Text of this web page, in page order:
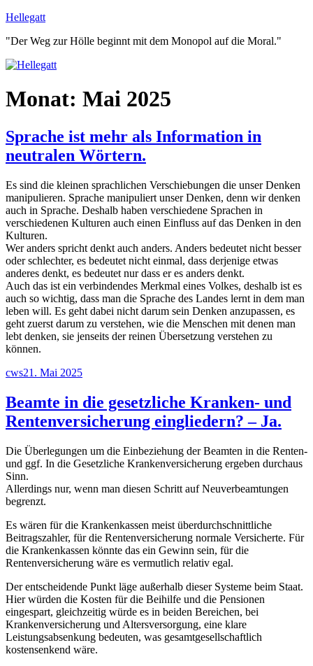
Zum
springen
Hellegatt
"Der Weg zur Hölle beginnt mit dem Monopol auf die Moral."
Monat: Mai 2025
Sprache ist mehr als Information in
neutralen Wörtern.
Es sind die kleinen sprachlichen Verschiebungen die unser Denken
manipulieren. Sprache manipuliert unser Denken, denn wir denken
auch in Sprache. Deshalb haben verschiedene Sprachen in
verschiedenen Kulturen auch einen Einfluss auf das Denken in den
Kulturen.
Wer anders spricht denkt auch anders. Anders bedeutet nicht besser
oder schlechter, es bedeutet nicht einmal, dass derjenige etwas
anderes denkt, es bedeutet nur dass er es anders denkt.
Auch das ist ein verbindendes Merkmal eines Volkes, deshalb ist es
auch so wichtig, dass man die Sprache des Landes lernt in dem man
leben will. Es geht dabei nicht darum sein Denken anzupassen, es
geht zuerst darum zu verstehen, wie die Menschen mit denen man
lebt denken, sie jenseits der reinen Übersetzung verstehen zu
können.
Autor
cwsVeröffentlicht
21. Mai 2025
Beamte in die gesetzliche Kranken- und
Rentenversicherung eingliedern? – Ja.
Die Überlegungen um die Einbeziehung der Beamten in die Renten-
und ggf. In die Gesetzliche Krankenversicherung ergeben durchaus
Sinn.
Allerdings nur, wenn man diesen Schritt auf Neuverbeamtungen
begrenzt.
Es wären für die Krankenkassen meist überdurchschnittliche
Beitragszahler, für die Rentenversicherung normale Versicherte. Für
die Krankenkassen könnte das ein Gewinn sein, für die
Rentenversicherung wäre es vermutlich relativ egal.
Der entscheidende Punkt läge außerhalb dieser Systeme beim Staat.
Hier würden die Kosten für die Beihilfe und die Pensionen
eingespart, gleichzeitig würde es in beiden Bereichen, bei
Krankenversicherung und Altersversorgung, eine klare
Leistungsabsenkung bedeuten, was gesamtgesellschaftlich
kostensenkend wäre.